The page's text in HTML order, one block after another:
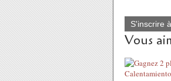
S'inscrire
Vous